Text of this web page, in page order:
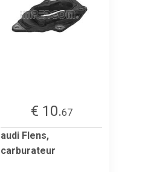
€ 10.67
audi Flens,
carburateur